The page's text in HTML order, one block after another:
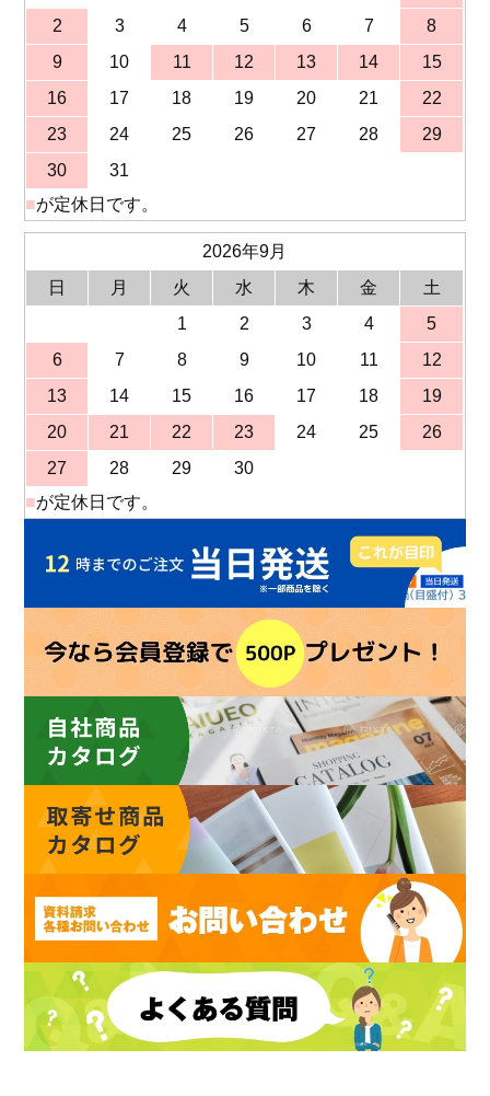
2
3 4 5 6 7
8
9
10 11 12 13 14
15
16
17 18 19 20 21
22
23
24 25 26 27 28
29
30
31
■が定休日です。
2026年9月
日
月 火 水 木 金
土
1
2 3 4
5
6
7 8 9 10 11
12
13
14 15 16 17 18
19
20
21 22 23 24 25
26
27
28 29
30
■が定休日です。